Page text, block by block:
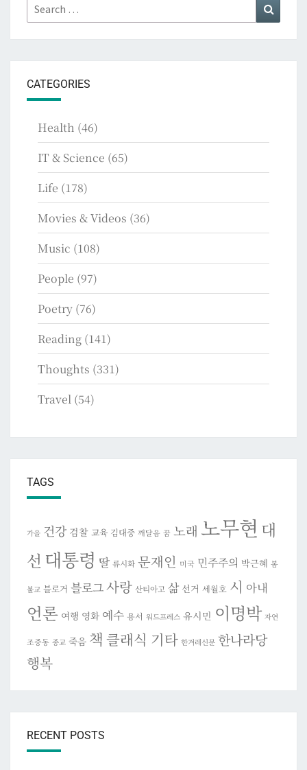
Search
for:
CATEGORIES
Health (46)
IT & Science (65)
Life (178)
Movies & Videos (36)
Music (108)
People (97)
Poetry (76)
Reading (141)
Thoughts (331)
Travel (54)
TAGS
가을 건강 검찰 교육 김대중 깨달음 꿈 노래 노무현 대
선 대통령 딸 류시화 문재인 미국 민주주의 박근혜 봄
불교 블로거 블로그사랑 산티아고 삶 선거 세월호 시 아내
언론 여행 영화 예수 용서 워드프레스 유시민 이명박 자연
조중동 종교 죽음 책 클래식 기타 한겨레신문 한나라당
행복
RECENT POSTS